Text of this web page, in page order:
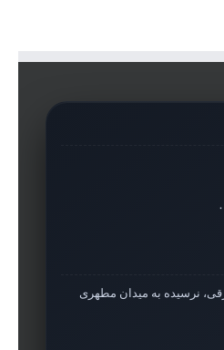
نرسیده به میدان مطهری